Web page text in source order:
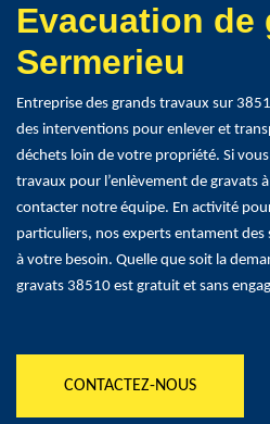
Evacuation de
Sermerieu
Entreprise des grands travaux sur
des interventions pour enlever et
déchets loin de votre propriété. Si
travaux pour l’enlèvement de gravats
contacter notre équipe. En activité
particuliers, nos experts entament
à votre besoin. Quelle que soit la
gravats 38510 est gratuit et sans
CONTACTEZ-NOUS